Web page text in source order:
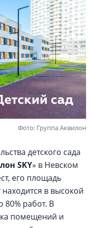
Фото: Группа Аквилон
детского сада
SKY» в Невском
его площадь
находится в высокой
80% работ. В
помещений и